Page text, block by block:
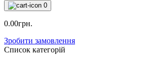
0
0.00грн.
Зробити замовлення
Список категорій